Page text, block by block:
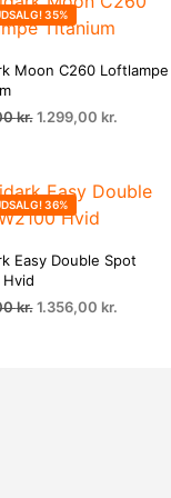
1.835,00 kr..1.192,00
35%
Moon C260 Loftlampe
kr. Den
1.995,00 kr..
1.299,00 kr.
36%
Easy Double Spot
Hvid
kr. Den
1.356,00 kr.